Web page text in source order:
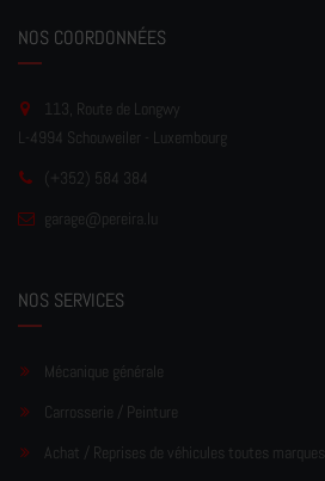
NOS COORDONNÉES
113, Route de Longwy
L-4994 Schouweiler - Luxembourg
(+352) 584 384
garage@pereira.lu
NOS SERVICES
Mécanique générale
Carrosserie / Peinture
Achat / Reprises de véhicules toutes marques